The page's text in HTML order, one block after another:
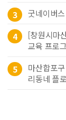
3
굿네이버
4
[창원시마
교육 프로
5
마산합포
리동네 플